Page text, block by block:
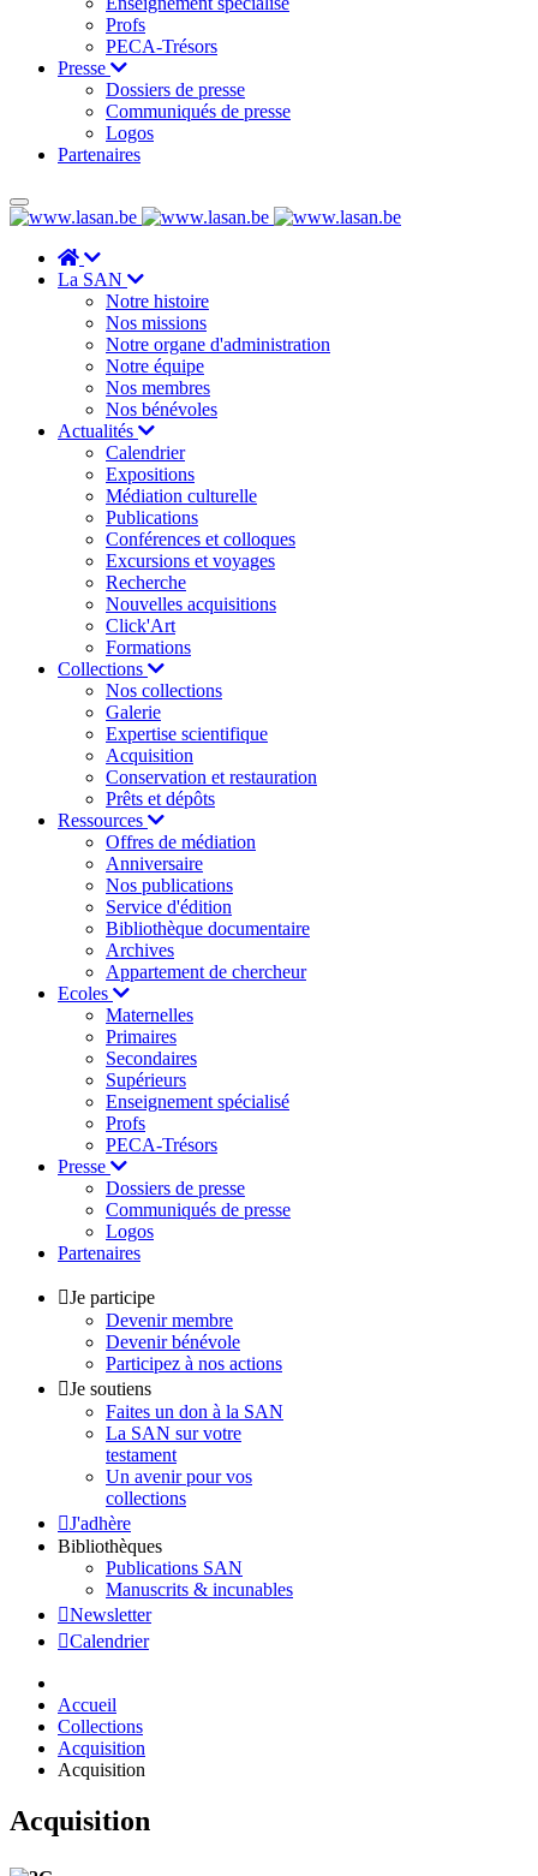
Profs
PECA-Trésors
Presse
Dossiers de presse
Communiqués de presse
Logos
Partenaires
La SAN
Notre histoire
Nos missions
Notre organe d'administration
Notre équipe
Nos membres
Nos bénévoles
Actualités
Calendrier
Expositions
Médiation culturelle
Publications
Conférences et colloques
Excursions et voyages
Recherche
Nouvelles acquisitions
Click'Art
Formations
Collections
Nos collections
Galerie
Expertise scientifique
Acquisition
Conservation et restauration
Prêts et dépôts
Ressources
Offres de médiation
Anniversaire
Nos publications
Service d'édition
Bibliothèque documentaire
Archives
Appartement de chercheur
Ecoles
Maternelles
Primaires
Secondaires
Supérieurs
Enseignement spécialisé
Profs
PECA-Trésors
Presse
Dossiers de presse
Communiqués de presse
Logos
Partenaires
Je participe
Devenir membre
Devenir bénévole
Participez à nos actions
Je soutiens
Faites un don à la SAN
La SAN sur votre
testament
Un avenir pour vos
collections
J'adhère
Bibliothèques
Publications SAN
Manuscrits & incunables
Newsletter
Calendrier
Accueil
Collections
Acquisition
Acquisition
Acquisition